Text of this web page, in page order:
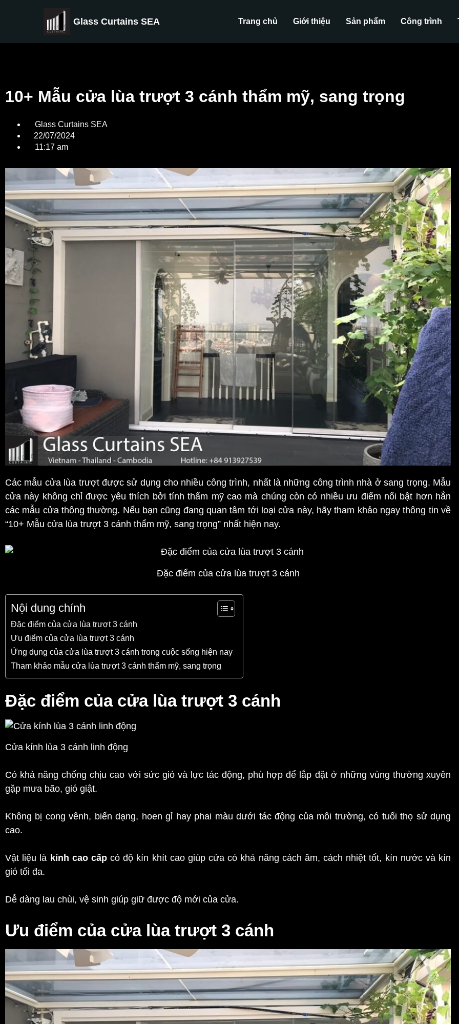
Glass Curtains SEA Trang chủ Giới thiệu Sản phẩm Công trình
10+ Mẫu cửa lùa trượt 3 cánh thẩm mỹ, sang trọng
Glass Curtains SEA
22/07/2024
11:17 am
Các mẫu cửa lùa trượt được sử dụng cho nhiều công trình, nhất là những công trình nhà ở sang trọng. Mẫu
cửa này không chỉ được yêu thích bởi tính thẩm mỹ cao mà chúng còn có nhiều ưu điểm nổi bật hơn hẳn
các mẫu cửa thông thường. Nếu bạn cũng đang quan tâm tới loại cửa này, hãy tham khảo ngay thông tin về
“10+ Mẫu cửa lùa trượt 3 cánh thẩm mỹ, sang trọng” nhất hiện nay.
Đặc điểm của cửa lùa trượt 3 cánh
Nội dung chính
Đặc điểm của cửa lùa trượt 3 cánh
Ưu điểm của cửa lùa trượt 3 cánh
Ứng dụng của cửa lùa trượt 3 cánh trong cuộc sống hiện nay
Tham khảo mẫu cửa lùa trượt 3 cánh thẩm mỹ, sang trọng
Đặc điểm của cửa lùa trượt 3 cánh
Cửa kính lùa 3 cánh linh động
Có khả năng chống chịu cao với sức gió và lực tác động, phù hợp để lắp đặt ở những vùng thường xuyên
gặp mưa bão, gió giật.
Không bị cong vênh, biến dạng, hoen gỉ hay phai màu dưới tác động của môi trường, có tuổi thọ sử dụng
cao.
Vật liệu là kính cao cấpcó độ kín khít cao giúp cửa có khả năng cách âm, cách nhiệt tốt, kín nước và kín
gió tối đa.
Dễ dàng lau chùi, vệ sinh giúp giữ được độ mới của cửa.
Ưu điểm của cửa lùa trượt 3 cánh